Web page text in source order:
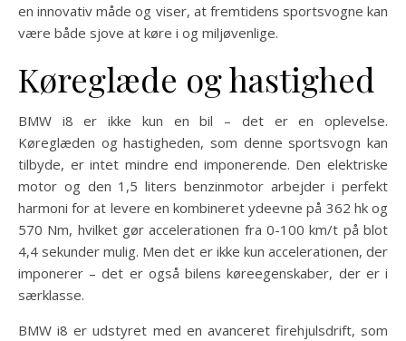
en innovativ måde og viser, at fremtidens sportsvogne kan
være både sjove at køre i og miljøvenlige.
Køreglæde og hastighed
BMW i8 er ikke kun en bil – det er en oplevelse.
Køreglæden og hastigheden, som denne sportsvogn kan
tilbyde, er intet mindre end imponerende. Den elektriske
motor og den 1,5 liters benzinmotor arbejder i perfekt
harmoni for at levere en kombineret ydeevne på 362 hk og
570 Nm, hvilket gør accelerationen fra 0-100 km/t på blot
4,4 sekunder mulig. Men det er ikke kun accelerationen, der
imponerer – det er også bilens køreegenskaber, der er i
særklasse.
BMW i8 er udstyret med en avanceret firehjulsdrift, som